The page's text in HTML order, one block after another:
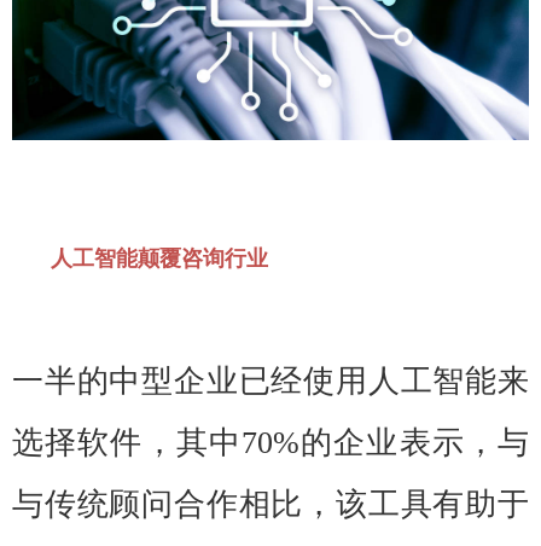
人工智能颠覆咨询行业
一半的中型企业已经使用人工智能来
选择软件，其中70%的企业表示，与
与传统顾问合作相比，该工具有助于